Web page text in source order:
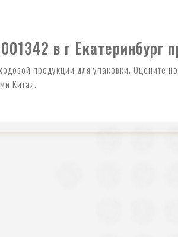
в г Екатеринбург
продукции для упаковки. Оцените
Китая.